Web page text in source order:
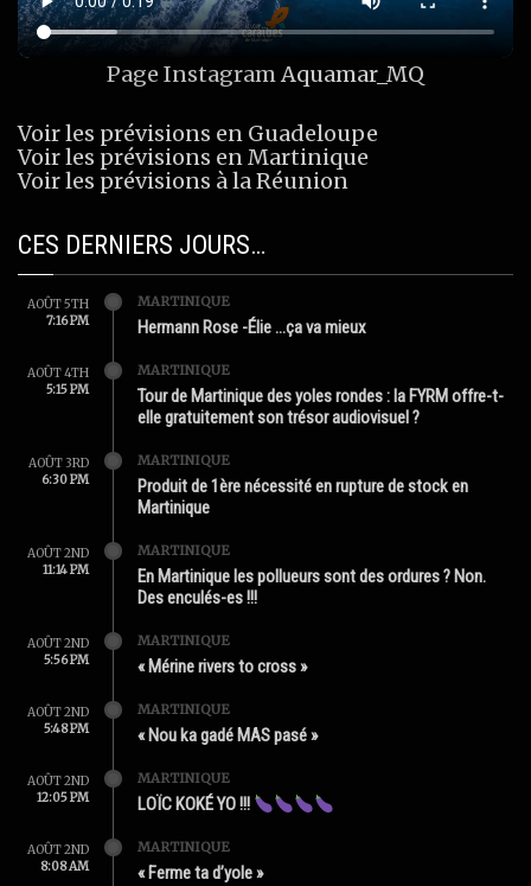
Page InstagramAquamar_MQ
Voir les prévisions en Guadeloupe
Voir les prévisions en Martinique
Voir les prévisions à la Réunion
CES DERNIERS JOURS…
AOÛT 5TH
7:16 PM
MARTINIQUE
Hermann Rose -Élie …ça va mieux
AOÛT 4TH
5:15 PM
MARTINIQUE
Tour de Martinique des yoles rondes : la FYRM offre-t-
elle gratuitement son trésor audiovisuel ?
AOÛT 3RD
6:30 PM
MARTINIQUE
Produit de 1ère nécessité en rupture de stock en
Martinique
AOÛT 2ND
11:14 PM
MARTINIQUE
En Martinique les pollueurs sont des ordures ? Non.
Des enculés-es !!!
AOÛT 2ND
5:56 PM
MARTINIQUE
« Mérine rivers to cross »
AOÛT 2ND
5:48 PM
MARTINIQUE
« Nou ka gadé MAS pasé »
AOÛT 2ND
12:05 PM
MARTINIQUE
LOÏC KOKÉ YO !!!
AOÛT 2ND
8:08 AM
MARTINIQUE
« Ferme ta d’yole »